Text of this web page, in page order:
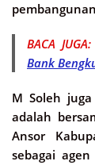
BACA JUGA:
Bank
M Soleh
adalah
Ansor
sebagai